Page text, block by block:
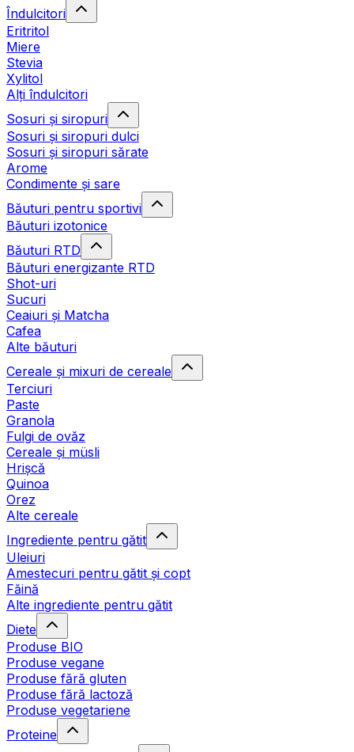
Îndulcitori
Eritritol
Miere
Stevia
Xylitol
Alți îndulcitori
Sosuri și siropuri
Sosuri și siropuri dulci
Sosuri și siropuri sărate
Arome
Condimente și sare
Băuturi pentru sportivi
Băuturi izotonice
Băuturi RTD
Băuturi energizante RTD
Shot-uri
Sucuri
Ceaiuri și Matcha
Cafea
Alte băuturi
Cereale și mixuri de cereale
Terciuri
Paste
Granola
Fulgi de ovăz
Cereale și müsli
Hrișcă
Quinoa
Orez
Alte cereale
Ingrediente pentru gătit
Uleiuri
Amestecuri pentru gătit și copt
Făină
Alte ingrediente pentru gătit
Diete
Produse BIO
Produse vegane
Produse fără gluten
Produse fără lactoză
Produse vegetariene
Proteine